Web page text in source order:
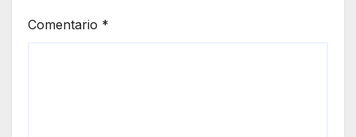
Comentario *